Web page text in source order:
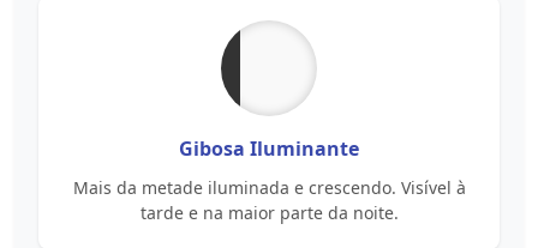
Gibosa Iluminante
Mais da metade iluminada e crescendo. Visível à
tarde e na maior parte da noite.